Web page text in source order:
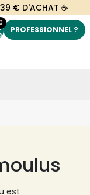
39 € D'ACHAT ☕
PROFESSIONNEL ?
est